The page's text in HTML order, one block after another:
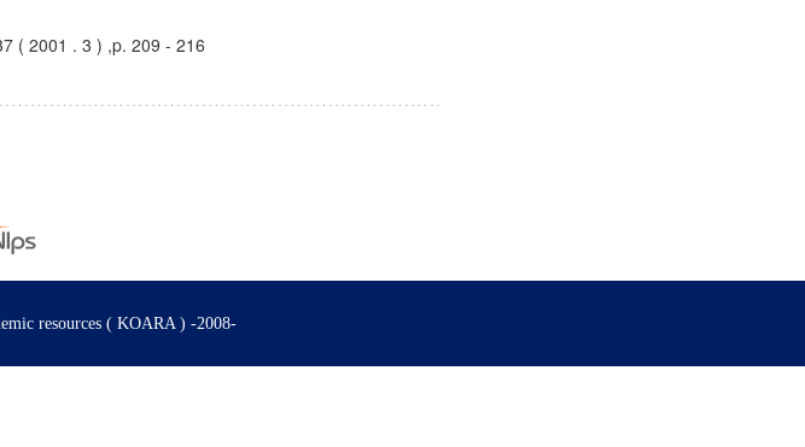
( 2001 . 3 ) ,p. 209 - 216
resources ( KOARA ) -2008-